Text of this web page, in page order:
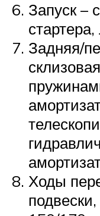
Запуск –
Задняя/
Ходы